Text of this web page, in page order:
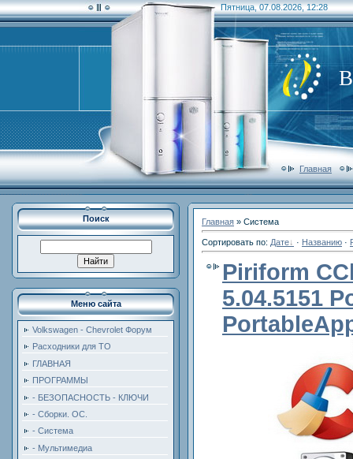
Пятница, 07.08.2026, 12:28
Главная
Поиск
Меню сайта
Volkswagen - Chevrolet Форум
Расходники для ТО
ГЛАВНАЯ
ПРОГРАММЫ
- БЕЗОПАСНОСТЬ - КЛЮЧИ
- Сборки. ОС.
- Система
- Мультимедиа
Главная » Система
Сортировать по: Дате · Названию ·
Piriform
5.04.5151